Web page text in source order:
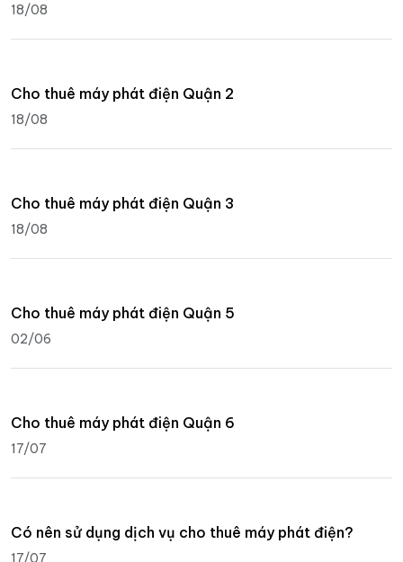
18/08
Cho thuê máy phát điện Quận 2
18/08
Cho thuê máy phát điện Quận 3
18/08
Cho thuê máy phát điện Quận 5
02/06
Cho thuê máy phát điện Quận 6
17/07
Có nên sử dụng dịch vụ cho thuê máy phát điện?
17/07